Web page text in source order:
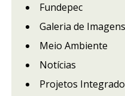
Fundepec
Galeria de Imagens
Meio Ambiente
Notícias
Projetos